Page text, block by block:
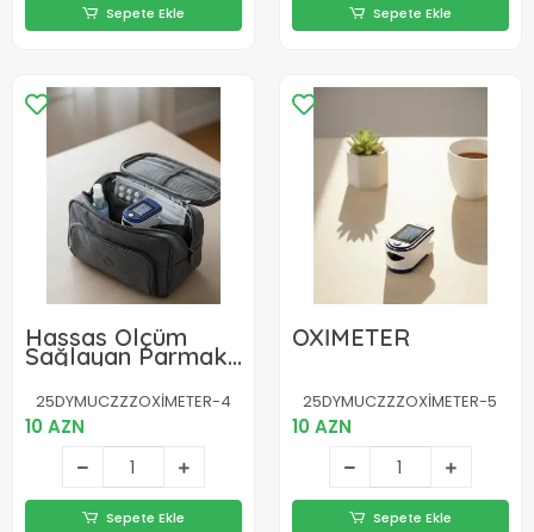
Sepete Ekle Sepete Ekle
Hassas Ölçüm
Sağlayan Parmak
Ucu Oksimetresi
Taşınabilir
25DYMUCZZZOXİMETER-4
10 AZN
Sepete Ekle
OXİMETER
25DYMUCZZZOXİMETER-5
10 AZN
Sepete Ekle